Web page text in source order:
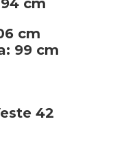
cm
cm
99 cm
42